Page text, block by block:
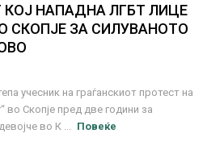
КОЈ НАПАДНА ЛГБТ ЛИЦЕ
СКОПЈЕ ЗА СИЛУВАНОТО
учесник на граѓанскиот протест на
во Скопје пред две години за
во К ...
Повеќе